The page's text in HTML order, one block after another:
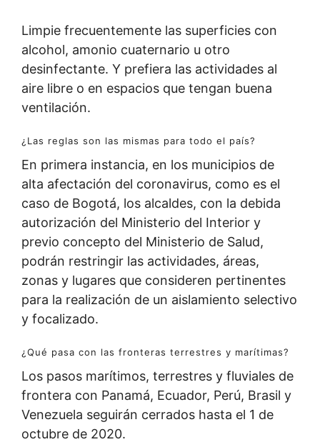
Limpie frecuentemente las superficies con
alcohol, amonio cuaternario u otro
desinfectante. Y prefiera las actividades al
aire libre o en espacios que tengan buena
ventilación.
¿Las reglas son las mismas para todo el país?
En primera instancia, en los municipios de
alta afectación del coronavirus, como es el
caso de Bogotá, los alcaldes, con la debida
autorización del Ministerio del Interior y
previo concepto del Ministerio de Salud,
podrán restringir las actividades, áreas,
zonas y lugares que consideren pertinentes
para la realización de un aislamiento selectivo
y focalizado.
¿Qué pasa con las fronteras terrestres y marítimas?
Los pasos marítimos, terrestres y fluviales de
frontera con Panamá, Ecuador, Perú, Brasil y
Venezuela seguirán cerrados hasta el 1 de
octubre de 2020.